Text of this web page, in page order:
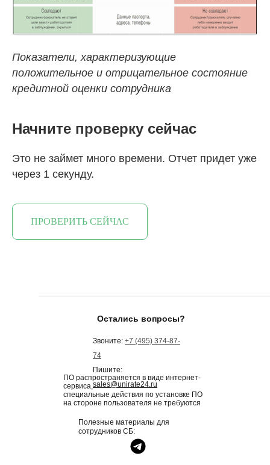
Показатели, характеризующие
положительное и отрицательное состояние
кредитной оценки сотрудника
Начните проверку сейчас
Это не займет много времени. Отчет придет уже
через 1 секунду.
ПРОВЕРИТЬ СЕЙЧАС
Полезные материалы для
сотрудников СБ:
ПО распространяется в виде интернет-
сервиса,
специальные действия по установке ПО
на стороне пользователя не требуются
Звоните: +7 (495) 374-87-
74
Пишите:
sales@unirate24.ru
Остались вопросы?